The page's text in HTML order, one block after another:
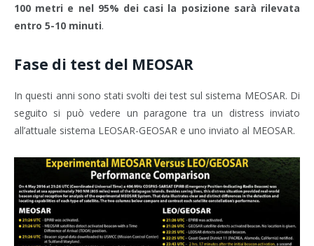
100 metri e nel 95% dei casi la posizione sarà rilevata
entro 5-10 minuti.
Fase di test del MEOSAR
In questi anni sono stati svolti dei test sul sistema MEOSAR. Di
seguito si può vedere un paragone tra un distress inviato
all’attuale sistema LEOSAR-GEOSAR e uno inviato al MEOSAR.